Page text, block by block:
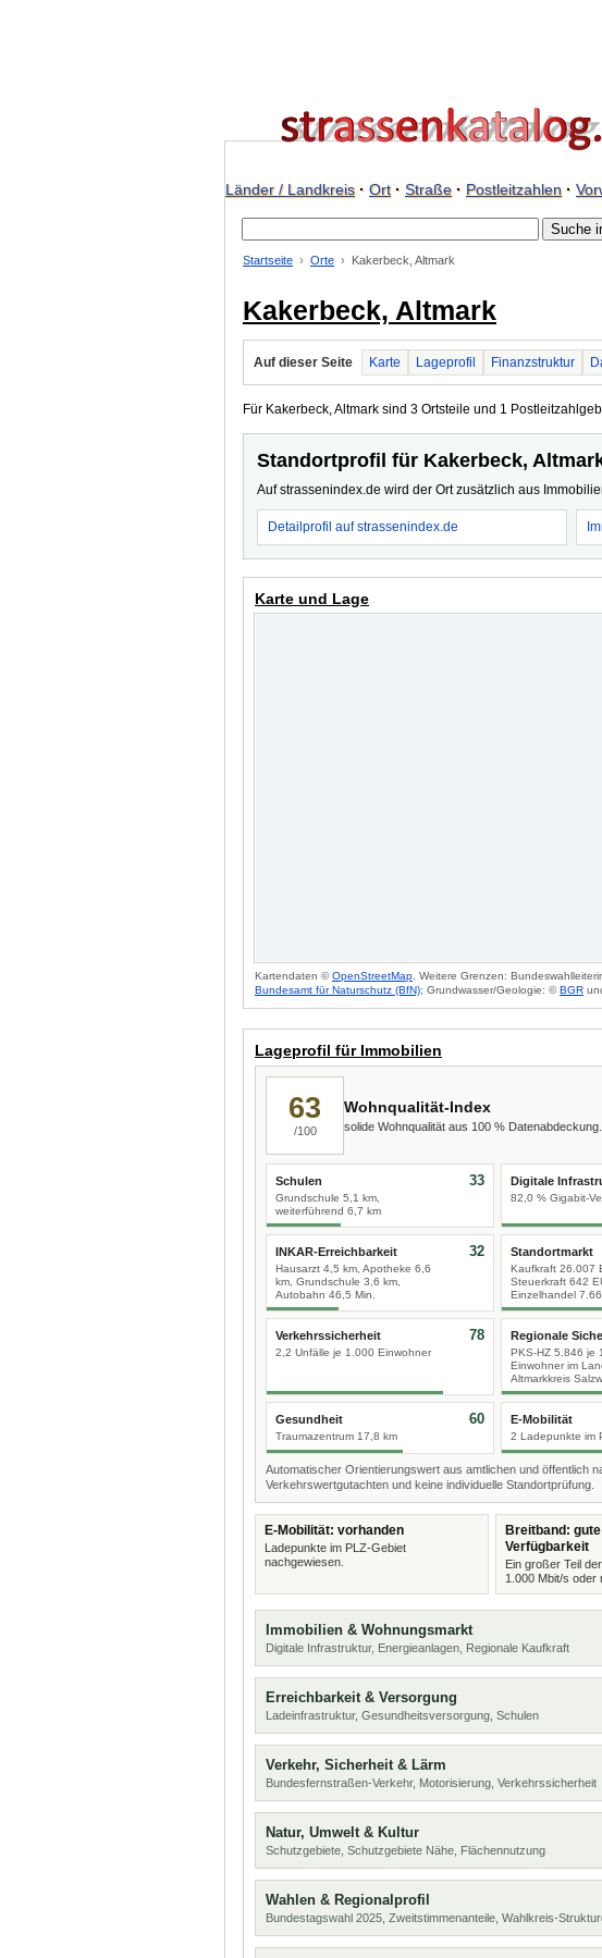
Länder / Landkreis· Ort· Straße· Postleitzahlen·
Startseite Orte Kakerbeck, Altmark
Kakerbeck, Altmark
Auf dieser Seite Karte Lageprofil Finanzstruktur
Für Kakerbeck, Altmark sind 3 Ortsteile und 1
Standortprofil für Kakerbeck,
Auf strassenindex.de wird der Ort zusätzlich aus
Detailprofil auf strassenindex.de
Karte und Lage
Kartendaten ©OpenStreetMap . Weitere Grenzen:
Bundesamt für Naturschutz (BfN); Grundwasser/Geologie: ©BGR
Lageprofil für Immobilien
63
/100
Wohnqualität-Index
solide Wohnqualität aus 100 % Datenabdeckung.
Schulen
Grundschule 5,1 km,
weiterführend 6,7 km
33 Digitale
82,0 % Gigabit-
INKAR-Erreichbarkeit
Hausarzt 4,5 km, Apotheke 6,6
km, Grundschule 3,6 km,
Autobahn 46,5 Min.
32 Standortmarkt
Kaufkraft 26.007
Steuerkraft 642
Einzelhandel
Verkehrssicherheit
2,2 Unfälle je 1.000 Einwohner
78 Regionale
PKS-HZ 5.846 je
Einwohner im
Altmarkkreis
Gesundheit
Traumazentrum 17,8 km
60 E-Mobilität
2 Ladepunkte im
Automatischer Orientierungswert aus amtlichen und öffentlich
Verkehrswertgutachten und keine individuelle Standortprüfung.
E-Mobilität: vorhanden
Ladepunkte im PLZ-Gebiet
nachgewiesen.
Breitband:
Verfügbarkeit
Ein großer Teil
1.000 Mbit/s oder
Immobilien & Wohnungsmarkt
Digitale Infrastruktur, Energieanlagen, Regionale Kaufkraft
Erreichbarkeit & Versorgung
Ladeinfrastruktur, Gesundheitsversorgung, Schulen
Verkehr, Sicherheit & Lärm
Bundesfernstraßen-Verkehr, Motorisierung, Verkehrssicherheit
Natur, Umwelt & Kultur
Schutzgebiete, Schutzgebiete Nähe, Flächennutzung
Wahlen & Regionalprofil
Bundestagswahl 2025, Zweitstimmenanteile, Wahlkreis-